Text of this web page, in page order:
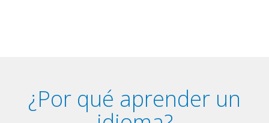
¿Por qué aprender un
idioma?